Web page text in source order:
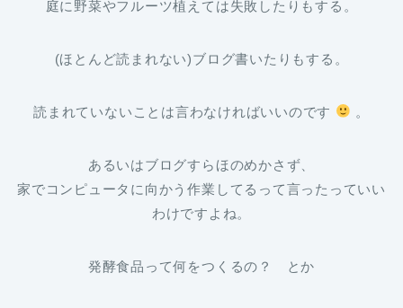
庭に野菜やフルーツ植えては失敗したりもする。
(ほとんど読まれない)ブログ書いたりもする。
読まれていないことは言わなければいいのです 。
あるいはブログすらほのめかさず、
家でコンピュータに向かう作業してるって言ったっていい
わけですよね。
発酵食品って何をつくるの？ とか